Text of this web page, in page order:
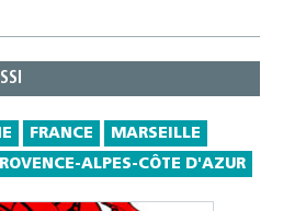
FRANCE
MARSEILLE
ALPES-CÔTE D'AZUR